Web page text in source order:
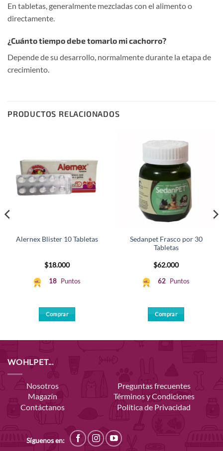
En tabletas, generalmente mezcladas con el alimento o
directamente.
¿Cuánto tiempo debe tomarlo mi cachorro?
Depende de su desarrollo, normalmente durante la etapa de
crecimiento.
PRODUCTOS RELACIONADOS
Alernex Blister 10 Tabletas
$18.000
18 Puntos
Comprar
Sedanpet Frasco por 30
Tabletas
$62.000
62 Puntos
Comprar
WOHLPET...
Nosotros
Magazín
Contáctanos
Preguntas frecuentes
Términos y Condiciones
Política de Privacidad
Síguenos en: